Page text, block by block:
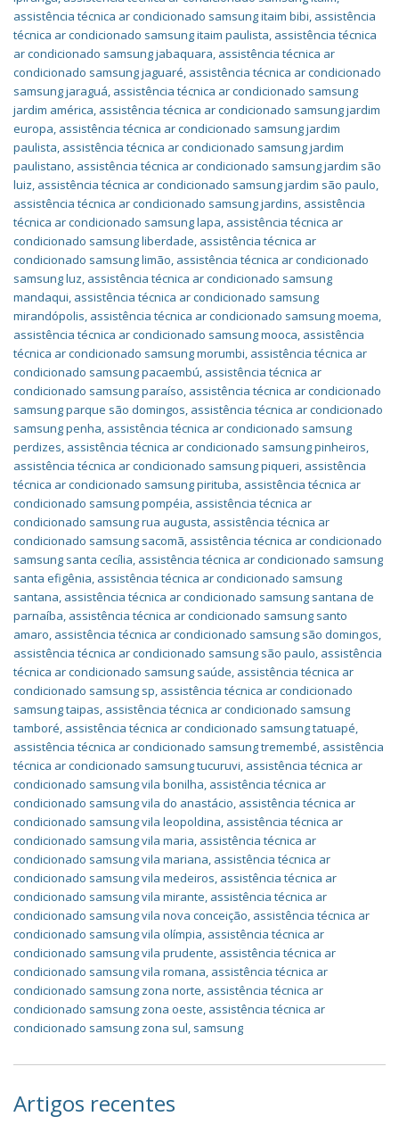
assistência técnica ar condicionado samsung itaim bibi, assistência
técnica ar condicionado samsung itaim paulista, assistência técnica
ar condicionado samsung jabaquara, assistência técnica ar
condicionado samsung jaguaré, assistência técnica ar condicionado
samsung jaraguá, assistência técnica ar condicionado samsung
jardim américa, assistência técnica ar condicionado samsung jardim
europa, assistência técnica ar condicionado samsung jardim
paulista, assistência técnica ar condicionado samsung jardim
paulistano, assistência técnica ar condicionado samsung jardim são
luiz, assistência técnica ar condicionado samsung jardim são paulo,
assistência técnica ar condicionado samsung jardins, assistência
técnica ar condicionado samsung lapa, assistência técnica ar
condicionado samsung liberdade, assistência técnica ar
condicionado samsung limão, assistência técnica ar condicionado
samsung luz, assistência técnica ar condicionado samsung
mandaqui, assistência técnica ar condicionado samsung
mirandópolis, assistência técnica ar condicionado samsung moema,
assistência técnica ar condicionado samsung mooca, assistência
técnica ar condicionado samsung morumbi, assistência técnica ar
condicionado samsung pacaembú, assistência técnica ar
condicionado samsung paraíso, assistência técnica ar condicionado
samsung parque são domingos, assistência técnica ar condicionado
samsung penha, assistência técnica ar condicionado samsung
perdizes, assistência técnica ar condicionado samsung pinheiros,
assistência técnica ar condicionado samsung piqueri, assistência
técnica ar condicionado samsung pirituba, assistência técnica ar
condicionado samsung pompéia, assistência técnica ar
condicionado samsung rua augusta, assistência técnica ar
condicionado samsung sacomã, assistência técnica ar condicionado
samsung santa cecília, assistência técnica ar condicionado samsung
santa efigênia, assistência técnica ar condicionado samsung
santana, assistência técnica ar condicionado samsung santana de
parnaíba, assistência técnica ar condicionado samsung santo
amaro, assistência técnica ar condicionado samsung são domingos,
assistência técnica ar condicionado samsung são paulo, assistência
técnica ar condicionado samsung saúde, assistência técnica ar
condicionado samsung sp, assistência técnica ar condicionado
samsung taipas, assistência técnica ar condicionado samsung
tamboré, assistência técnica ar condicionado samsung tatuapé,
assistência técnica ar condicionado samsung tremembé, assistência
técnica ar condicionado samsung tucuruvi, assistência técnica ar
condicionado samsung vila bonilha, assistência técnica ar
condicionado samsung vila do anastácio, assistência técnica ar
condicionado samsung vila leopoldina, assistência técnica ar
condicionado samsung vila maria, assistência técnica ar
condicionado samsung vila mariana, assistência técnica ar
condicionado samsung vila medeiros, assistência técnica ar
condicionado samsung vila mirante, assistência técnica ar
condicionado samsung vila nova conceição, assistência técnica ar
condicionado samsung vila olímpia, assistência técnica ar
condicionado samsung vila prudente, assistência técnica ar
condicionado samsung vila romana, assistência técnica ar
condicionado samsung zona norte, assistência técnica ar
condicionado samsung zona oeste, assistência técnica ar
condicionado samsung zona sul, samsung
Artigos recentes